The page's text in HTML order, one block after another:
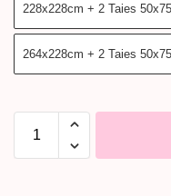
228x228cm + 2 Taies
264x228cm + 2 Taies